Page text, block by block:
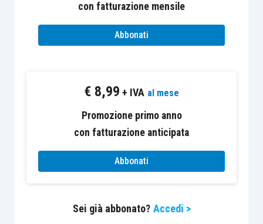
dell’amministrazione.
Il procedimento è disciplinato dall’articolo 70 del
le sentenze passate in giudicato;
le sentenze non ancora definitive
favorevoli al contribuente (articolo 69,
D.Lgs. 546/1992);
le sentenze non ancora definitive, che
prevedono la restituzione delle somme
rispetto a quanto disposto dal giudice
con fatturazione mensile
Abbonati
€ 8,99 + IVA al mese
Promozione primo anno
con fatturazione anticipata
Abbonati
Sei già abbonato? Accedi >